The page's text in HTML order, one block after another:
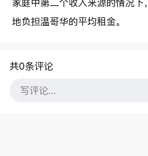
家庭中第二个收入来源的情况下
地负担温哥华的平均租金。
共0条评论